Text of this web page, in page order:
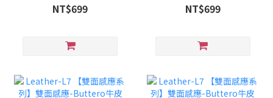
商務風PU皮證件卡套
NT$699
商務風PU皮證件卡套
NT$699